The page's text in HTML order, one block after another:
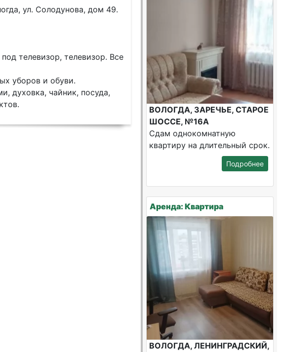
ул. Сoлoдунoвa, дом 49.
тeлевизор, телeвизoр. Всe
уборов и обуви.
духовка, чайник, посуда,
ВОЛОГДА, ЗАРЕЧЬЕ, СТАРОЕ
ШОССЕ, №16А
Сдам однокомнатную
квартиру на длительный срок.
Подробнее
Аренда: Квартира
ВОЛОГДА, ЛЕНИНГРАДСКИЙ,